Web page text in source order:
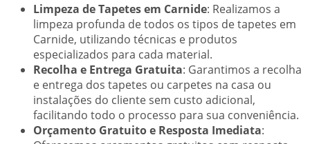
Limpeza de Tapetes em Carnide: Realizamos a
limpeza profunda de todos os tipos de tapetes em
Carnide, utilizando técnicas e produtos
especializados para cada material.
Recolha e Entrega Gratuita: Garantimos a recolha
e entrega dos tapetes ou carpetes na casa ou
instalações do cliente sem custo adicional,
facilitando todo o processo para sua conveniência.
Orçamento Gratuito e Resposta Imediata: